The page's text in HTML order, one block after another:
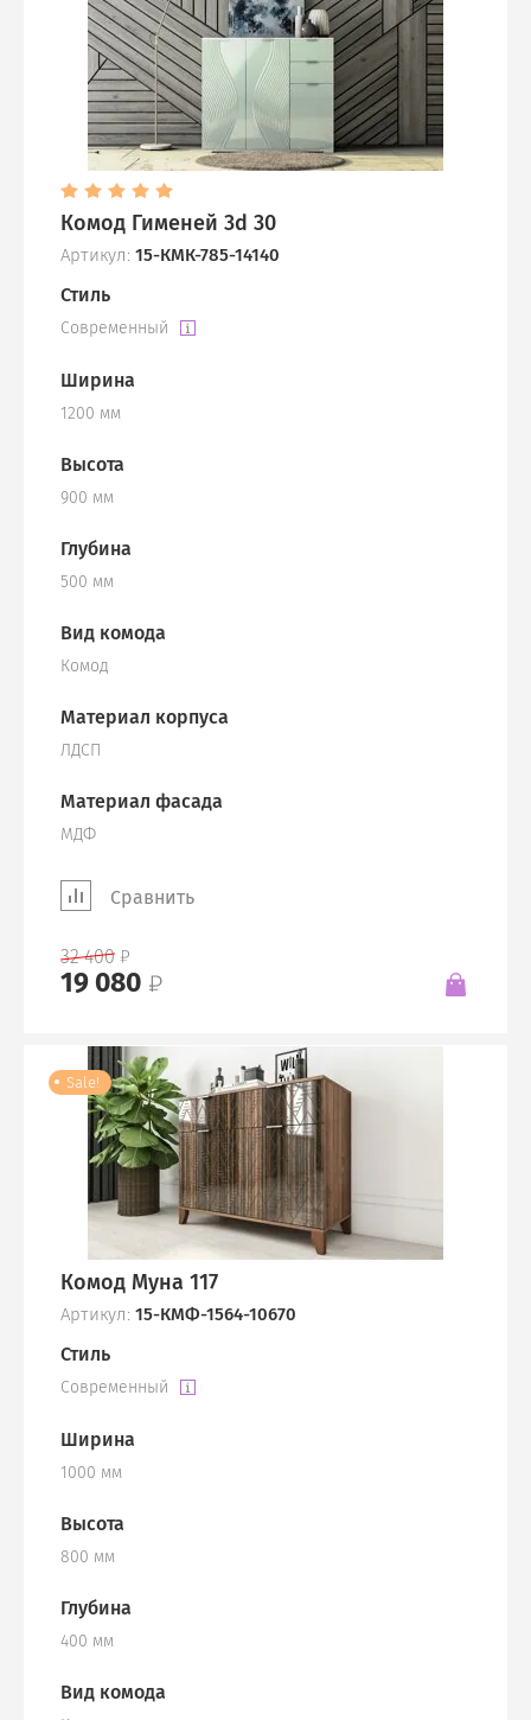
Комод Гименей 3d 30
Артикул: 15-КМК-785-14140
Стиль
Современный
Ширина
1200 мм
Высота
900 мм
Глубина
500 мм
Вид комода
Комод
Материал корпуса
ЛДСП
Материал фасада
МДФ
Сравнить
32 400
19 080
Sale!
Комод Муна 117
Артикул: 15-КМФ-1564-10670
Стиль
Современный
Ширина
1000 мм
Высота
800 мм
Глубина
400 мм
Вид комода